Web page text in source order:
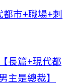
都市+職場+刺
長篇+現代都
主是總裁】